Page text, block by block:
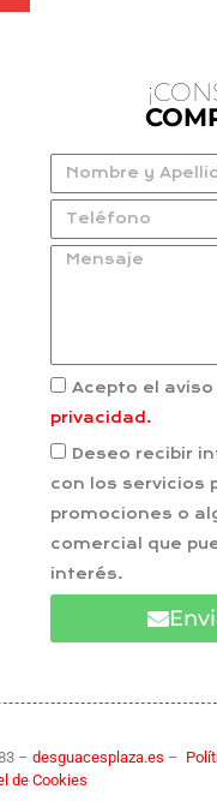
Acepto el aviso
privacidad.
Deseo recibir
con los servicios
promociones o
comercial que
interés.
– desguacesplaza.es –
de Cookies